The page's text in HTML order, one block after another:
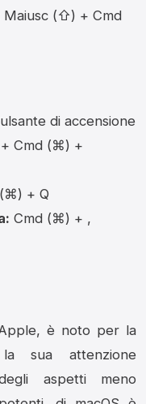
Maiusc (⇧) + Cmd
di accensione
Cmd (⌘) +
+ Q
Cmd (⌘) + ,
è noto per la
sua attenzione
aspetti meno